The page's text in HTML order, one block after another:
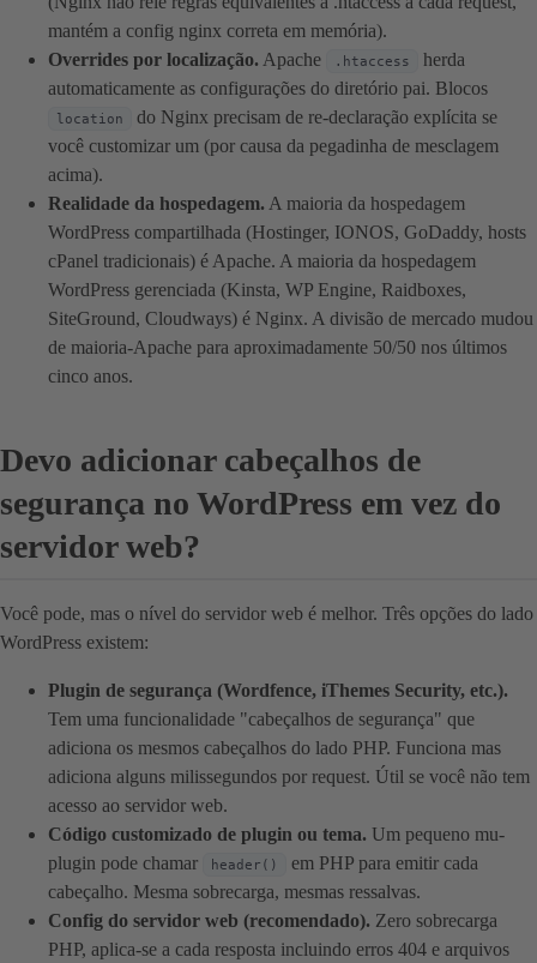
mantém a config nginx correta em memória).
Overrides por localização. Apache .htaccess
herda
automaticamente as configurações do diretório pai. Blocos
location
do Nginx precisam de re-declaração explícita se
você customizar um (por causa da pegadinha de mesclagem
acima).
Realidade da hospedagem. A maioria da hospedagem
WordPress compartilhada (Hostinger, IONOS, GoDaddy, hosts
cPanel tradicionais) é Apache. A maioria da hospedagem
WordPress gerenciada (Kinsta, WP Engine, Raidboxes,
SiteGround, Cloudways) é Nginx. A divisão de mercado mudou
de maioria-Apache para aproximadamente 50/50 nos últimos
cinco anos.
Devo adicionar cabeçalhos de
segurança no WordPress em vez do
servidor web?
Você pode, mas o nível do servidor web é melhor. Três opções do lado
WordPress existem:
Plugin de segurança (Wordfence, iThemes Security, etc.).
Tem uma funcionalidade "cabeçalhos de segurança" que
adiciona os mesmos cabeçalhos do lado PHP. Funciona mas
adiciona alguns milissegundos por request. Útil se você não tem
acesso ao servidor web.
Código customizado de plugin ou tema. Um pequeno mu-
plugin pode chamar
header()
em PHP para emitir cada
cabeçalho. Mesma sobrecarga, mesmas ressalvas.
Config do servidor web (recomendado). Zero sobrecarga
PHP, aplica-se a cada resposta incluindo erros 404 e arquivos